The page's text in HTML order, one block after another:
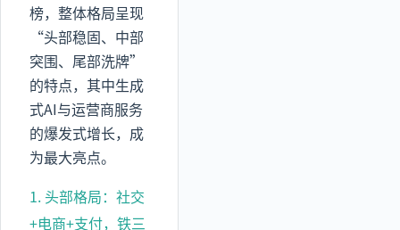
榜，整体格局呈现
“头部稳固、中部
突围、尾部洗牌”
的特点，其中生成
式AI与运营商服务
的爆发式增长，成
为最大亮点。
1. 头部格局：社交
+电商+支付，铁三